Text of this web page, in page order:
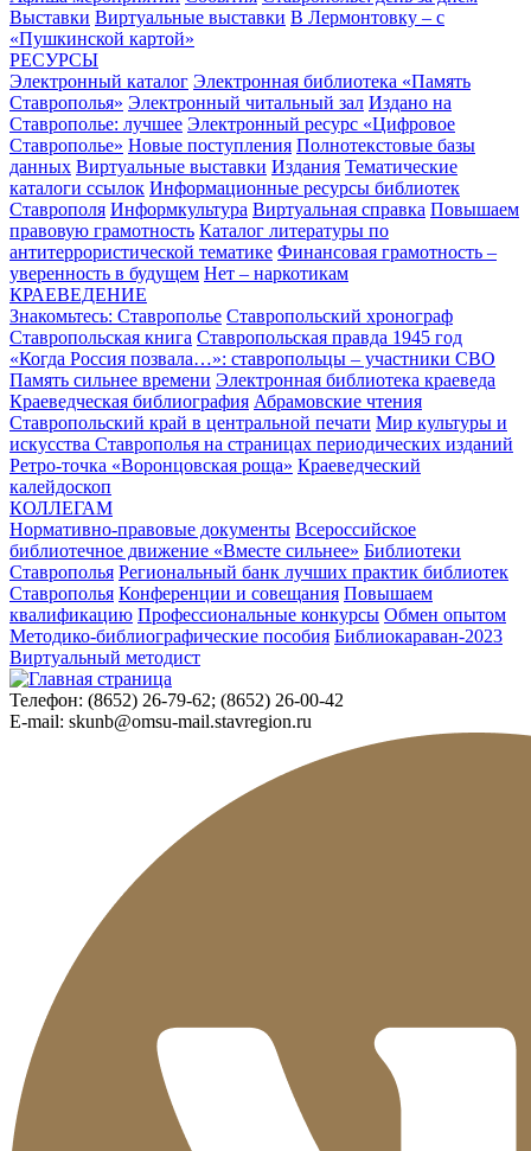
Выставки Виртуальные выставки В Лермонтовку – с
«Пушкинской картой»
РЕСУРСЫ
Электронный каталог Электронная библиотека «Память
Ставрополья» Электронный читальный зал Издано на
Ставрополье: лучшее Электронный ресурс «Цифровое
Ставрополье» Новые поступления Полнотекстовые базы
данных Виртуальные выставки Издания Тематические
каталоги ссылок Информационные ресурсы библиотек
Ставрополя Информкультура Виртуальная справка Повышаем
правовую грамотность Каталог литературы по
антитеррористической тематике Финансовая грамотность –
уверенность в будущем Нет – наркотикам
КРАЕВЕДЕНИЕ
Знакомьтесь: Ставрополье Ставропольский хронограф
Ставропольская книга Ставропольская правда 1945 год
«Когда Россия позвала…»: ставропольцы – участники СВО
Память сильнее времени Электронная библиотека краеведа
Краеведческая библиография Абрамовские чтения
Ставропольский край в центральной печати Мир культуры и
искусства Ставрополья на страницах периодических изданий
Ретро-точка «Воронцовская роща» Краеведческий
калейдоскоп
КОЛЛЕГАМ
Нормативно-правовые документы Всероссийское
библиотечное движение «Вместе сильнее» Библиотеки
Ставрополья Региональный банк лучших практик библиотек
Ставрополья Конференции и совещания Повышаем
квалификацию Профессиональные конкурсы Обмен опытом
Методико-библиографические пособия Библиокараван-2023
Виртуальный методист
Телефон: (8652) 26-79-62; (8652) 26-00-42
E-mail: skunb@omsu-mail.stavregion.ru